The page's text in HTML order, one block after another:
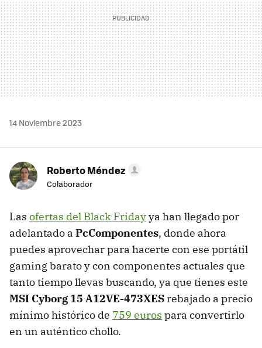
14 Noviembre 2023
Roberto Méndez
Colaborador
Las ofertas del Black Fridayya han llegado por
adelantado a PcComponentes, donde ahora
puedes aprovechar para hacerte con ese portátil
gaming barato y con componentes actuales que
tanto tiempo llevas buscando, ya que tienes este
MSI Cyborg 15 A12VE-473XES rebajado a precio
mínimo histórico de 759 euros para convertirlo
en un auténtico chollo.